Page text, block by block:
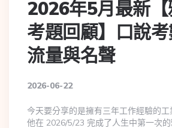
2026年5月最新
考題回顧】口說
流量與名聲
2026-06-22
今天要分享的是擁有三年工作經驗的工
他在 2026/5/23 完成了人生中第一次